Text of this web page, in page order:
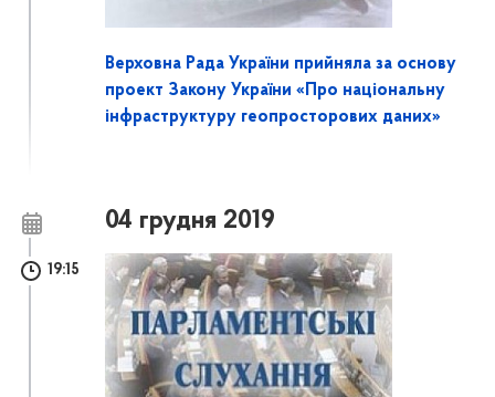
Верховна Рада України прийняла за основу
проект Закону України «Про національну
інфраструктуру геопросторових даних»
04 грудня 2019
19:15